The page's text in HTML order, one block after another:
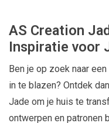
AS Creation
Inspiratie voor
Ben je op zoek naar
in te blazen? Ontdek
Jade om je huis te
ontwerpen en patronen